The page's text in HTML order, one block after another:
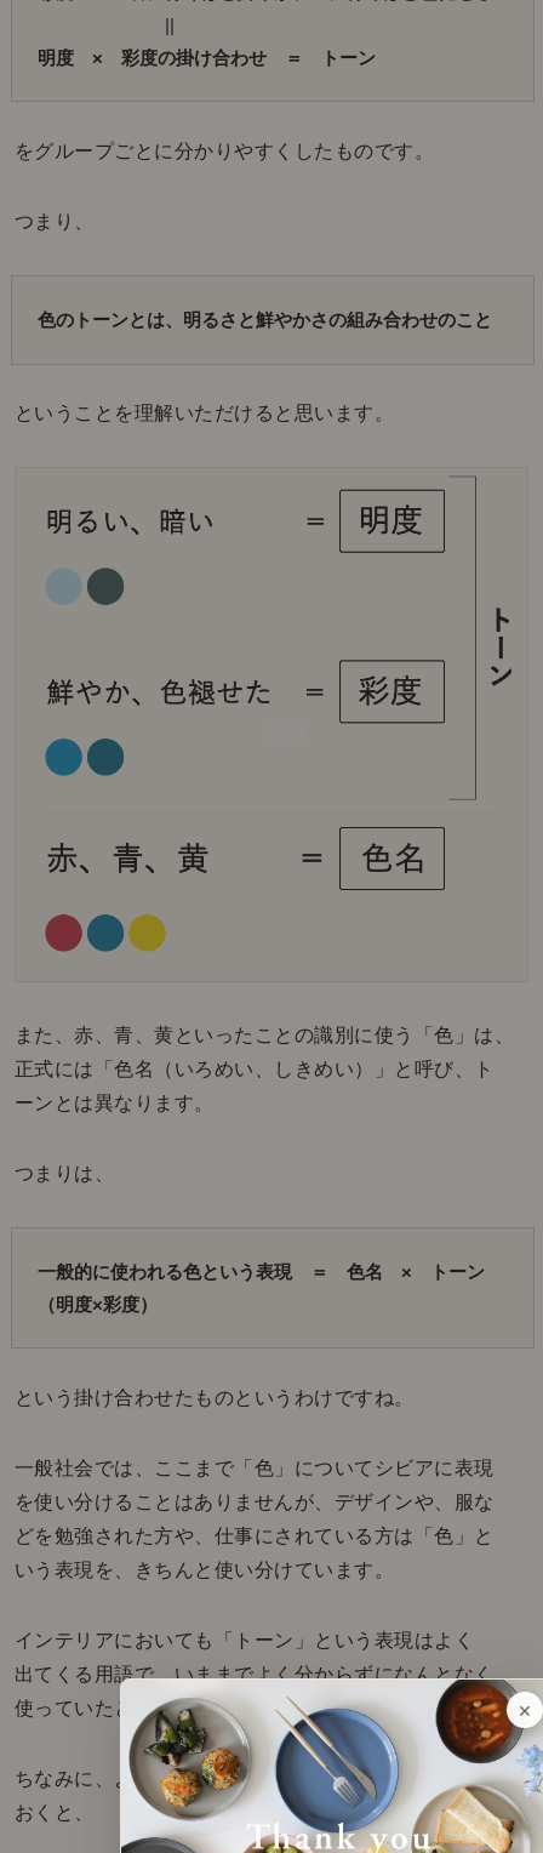
||
明度　×　彩度の掛け合わせ　＝　トーン
をグループごとに分かりやすくしたものです。
つまり、
色のトーンとは、明るさと鮮やかさの組み合わせのこと
ということを理解いただけると思います。
また、赤、青、黄といったことの識別に使う「色」は、
正式には「色名（いろめい、しきめい）」と呼び、ト
ーンとは異なります。
つまりは、
一般的に使われる色という表現　＝　色名　×　トーン
（明度×彩度）
という掛け合わせたものというわけですね。
一般社会では、ここまで「色」についてシビアに表現
を使い分けることはありませんが、デザインや、服な
どを勉強された方や、仕事にされている方は「色」と
いう表現を、きちんと使い分けています。
インテリアにおいても「トーン」という表現はよく
出てくる用語で、いままでよく分からずになんとなく
使っていたという方も、この機会に理解できましたね。
ちなみに、より分かりやすい例として解説を追加して
おくと、
×